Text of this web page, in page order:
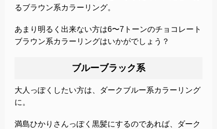
るブラウン系カラーリング。
あまり明るく出来ない方は6〜7トーンのチョコレート
ブラウン系カラーリングはいかがでしょう？
ブルーブラック系
大人っぽくしたい方は、ダークブルー系カラーリング
に。
満島ひかりさんっぽく黒髪にするのであれば、ダーク